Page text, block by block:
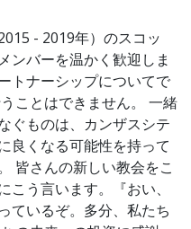
- 2019年）のスコッ
ンバーを温かく歓迎しま
トナーシップについてで
ことはできません。 一緒
ぐものは、カンザスシテ
良くなる可能性を持って
皆さんの新しい教会をこ
う言います。『おい、
ているぞ。多分、私たち